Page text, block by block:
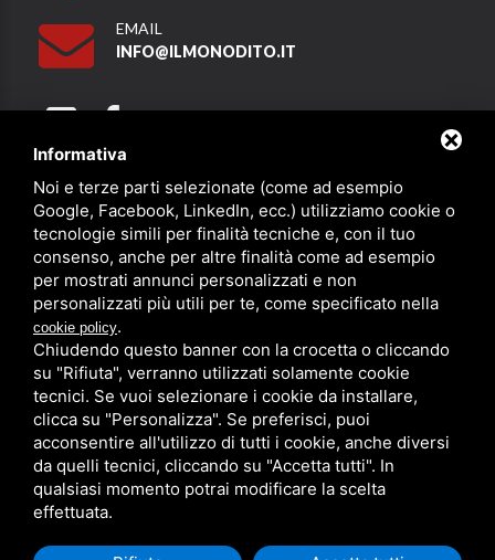
EMAIL
INFO@ILMONODITO.IT
Partner
PRIVACY SITEMAP/ QUESTO SITO È PROTETTO DA GOOGLE
RECAPTCHA V3,PRIVACY POLICYE TERMS OF SERVICEDI GOOGLE.
Informativa
Noi e terze parti selezionate (come ad esempio
Google, Facebook, LinkedIn, ecc.) utilizziamo cookie o
tecnologie simili per finalità tecniche e, con il tuo
consenso, anche per altre finalità come ad esempio
per mostrati annunci personalizzati e non
personalizzati più utili per te, come specificato nella
cookie policy.
Chiudendo questo banner con la crocetta o cliccando
su "Rifiuta", verranno utilizzati solamente cookie
tecnici. Se vuoi selezionare i cookie da installare,
clicca su "Personalizza". Se preferisci, puoi
acconsentire all'utilizzo di tutti i cookie, anche diversi
da quelli tecnici, cliccando su "Accetta tutti". In
qualsiasi momento potrai modificare la scelta
effettuata.